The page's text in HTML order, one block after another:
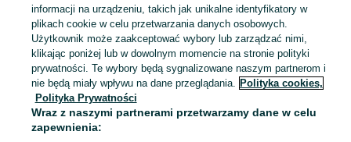
Sprzedaż rusztowań budowlanych Katowice ▶️ Szeroki wybór w różnych konfiguracjach ✅ Nowe i używane w atrakcyjnych cenach ✌ Sprawdź oferty na OLX.pl! Zobacz
Mapa kategorii
Mapa miejscowości
Mapa ministron
informacji na urządzeniu, takich jak unikalne identyfikatory w
plikach cookie w celu przetwarzania danych osobowych.
Użytkownik może zaakceptować wybory lub zarządzać nimi,
klikając poniżej lub w dowolnym momencie na stronie polityki
prywatności. Te wybory będą sygnalizowane naszym partnerom i
nie będą miały wpływu na dane przeglądania. Polityka cookies,
Polityka Prywatności
Wraz z naszymi partnerami przetwarzamy dane w celu
zapewnienia: